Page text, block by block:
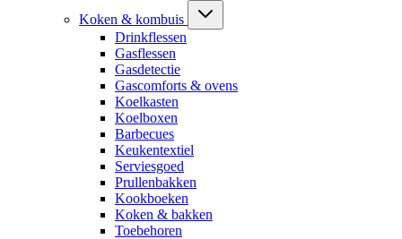
Koken & kombuis
Drinkflessen
Gasflessen
Gasdetectie
Gascomforts & ovens
Koelkasten
Koelboxen
Barbecues
Keukentextiel
Serviesgoed
Prullenbakken
Kookboeken
Koken & bakken
Toebehoren